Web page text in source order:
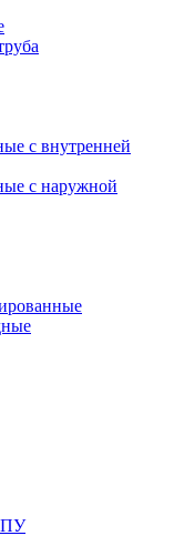
с внутренней
с наружной